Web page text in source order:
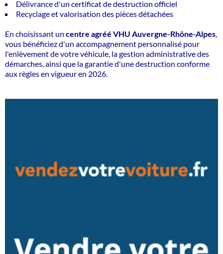
Délivrance d'un certificat de destruction officiel
Recyclage et valorisation des pièces détachées
En choisissant un centre agréé VHU Auvergne-Rhône-Alpes
vous bénéficiez d'un accompagnement personnalisé pour
l'enlèvement de votre véhicule, la gestion administrative des
démarches, ainsi que la garantie d'une destruction conforme
aux règles en vigueuren 2026.